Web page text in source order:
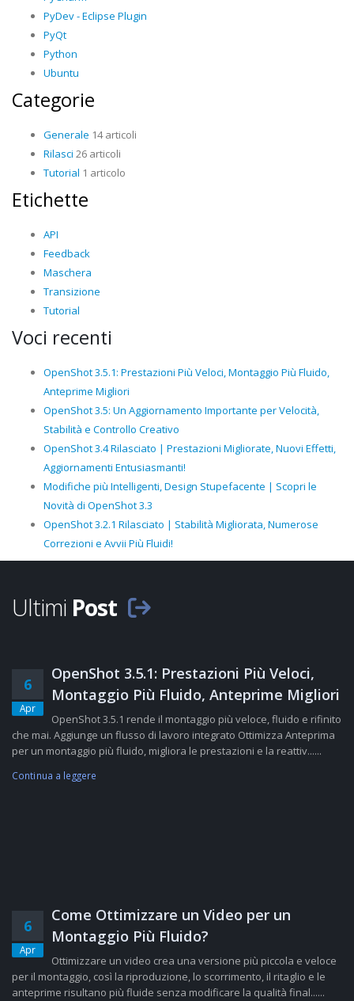
PyDev - Eclipse Plugin
PyQt
Python
Ubuntu
Categorie
Generale 14 articoli
Rilasci 26 articoli
Tutorial 1 articolo
Etichette
API
Feedback
Maschera
Transizione
Tutorial
Voci recenti
OpenShot 3.5.1: Prestazioni Più Veloci, Montaggio Più Fluido,
Anteprime Migliori
OpenShot 3.5: Un Aggiornamento Importante per Velocità,
Stabilità e Controllo Creativo
OpenShot 3.4 Rilasciato | Prestazioni Migliorate, Nuovi Effetti,
Aggiornamenti Entusiasmanti!
Modifiche più Intelligenti, Design Stupefacente | Scopri le
Novità di OpenShot 3.3
OpenShot 3.2.1 Rilasciato | Stabilità Migliorata, Numerose
Correzioni e Avvii Più Fluidi!
Ultimi Post
6
Apr
OpenShot 3.5.1: Prestazioni Più Veloci,
Montaggio Più Fluido, Anteprime Migliori
OpenShot 3.5.1 rende il montaggio più veloce, fluido e rifinito
che mai. Aggiunge un flusso di lavoro integrato Ottimizza Anteprima
per un montaggio più fluido, migliora le prestazioni e la reattiv......
Continua a leggere
6
Apr
Come Ottimizzare un Video per un
Montaggio Più Fluido?
Ottimizzare un video crea una versione più piccola e veloce
per il montaggio, così la riproduzione, lo scorrimento, il ritaglio e le
anteprime risultano più fluide senza modificare la qualità final......